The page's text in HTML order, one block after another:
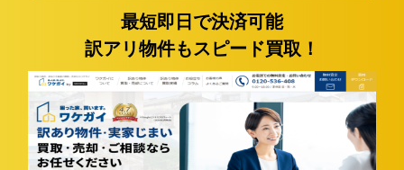
最短即日で決済可能
訳アリ物件もスピード買取！